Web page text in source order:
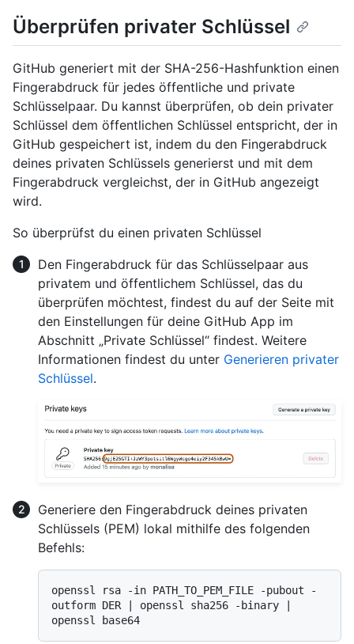
Überprüfen privater Schlüssel
GitHub generiert mit der SHA-256-Hashfunktion einen
Fingerabdruck für jedes öffentliche und private
Schlüsselpaar. Du kannst überprüfen, ob dein privater
Schlüssel dem öffentlichen Schlüssel entspricht, der in
GitHub gespeichert ist, indem du den Fingerabdruck
deines privaten Schlüssels generierst und mit dem
Fingerabdruck vergleichst, der in GitHub angezeigt
wird.
So überprüfst du einen privaten Schlüssel
Den Fingerabdruck für das Schlüsselpaar aus
privatem und öffentlichem Schlüssel, das du
überprüfen möchtest, findest du auf der Seite mit
den Einstellungen für deine GitHub App im
Abschnitt „Private Schlüssel“ findest. Weitere
Informationen findest du unter Generieren privater
Schlüssel.
Generiere den Fingerabdruck deines privaten
Schlüssels (PEM) lokal mithilfe des folgenden
Befehls:
openssl rsa -in PATH_TO_PEM_FILE -pubout -
outform DER | openssl sha256 -binary |